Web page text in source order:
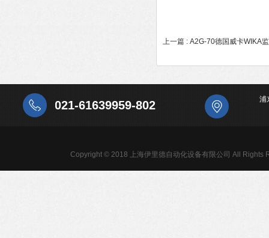
上一篇 : A2G-70德国威卡WIKA
021-61639959-802 浦
Copyright © 2018 上海伊里德自动化设备有限公司 All Rights